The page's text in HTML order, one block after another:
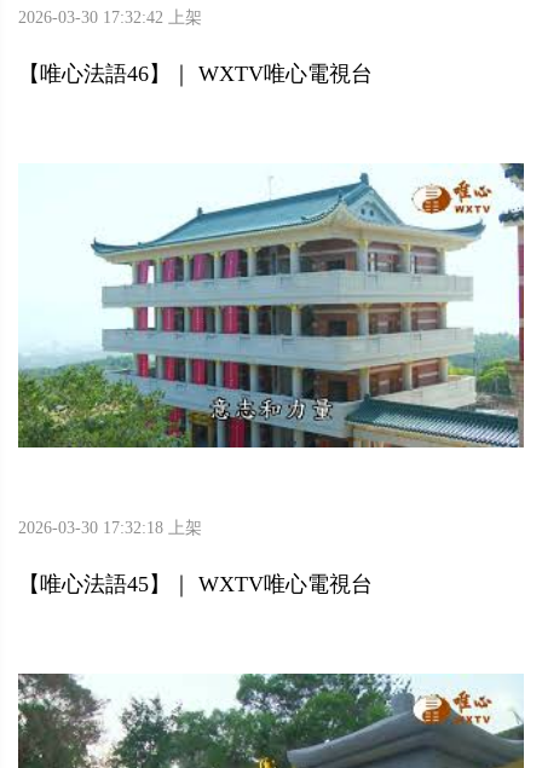
2026-03-30 17:32:42 上架
【唯心法語46】｜ WXTV唯心電視台
2026-03-30 17:32:18 上架
【唯心法語45】｜ WXTV唯心電視台